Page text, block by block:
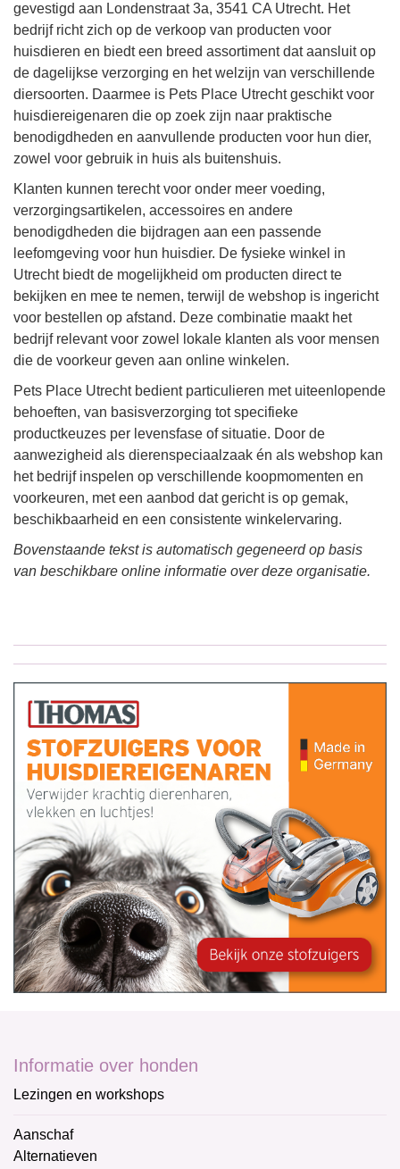
gevestigd aan Londenstraat 3a, 3541 CA Utrecht. Het
bedrijf richt zich op de verkoop van producten voor
huisdieren en biedt een breed assortiment dat aansluit op
de dagelijkse verzorging en het welzijn van verschillende
diersoorten. Daarmee is Pets Place Utrecht geschikt voor
huisdiereigenaren die op zoek zijn naar praktische
benodigdheden en aanvullende producten voor hun dier,
zowel voor gebruik in huis als buitenshuis.
Klanten kunnen terecht voor onder meer voeding,
verzorgingsartikelen, accessoires en andere
benodigdheden die bijdragen aan een passende
leefomgeving voor hun huisdier. De fysieke winkel in
Utrecht biedt de mogelijkheid om producten direct te
bekijken en mee te nemen, terwijl de webshop is ingericht
voor bestellen op afstand. Deze combinatie maakt het
bedrijf relevant voor zowel lokale klanten als voor mensen
die de voorkeur geven aan online winkelen.
Pets Place Utrecht bedient particulieren met uiteenlopende
behoeften, van basisverzorging tot specifieke
productkeuzes per levensfase of situatie. Door de
aanwezigheid als dierenspeciaalzaak én als webshop kan
het bedrijf inspelen op verschillende koopmomenten en
voorkeuren, met een aanbod dat gericht is op gemak,
beschikbaarheid en een consistente winkelervaring.
Bovenstaande tekst is automatisch gegeneerd op basis
van beschikbare online informatie over deze organisatie.
Informatie over honden
Lezingen en workshops
Aanschaf
Alternatieven